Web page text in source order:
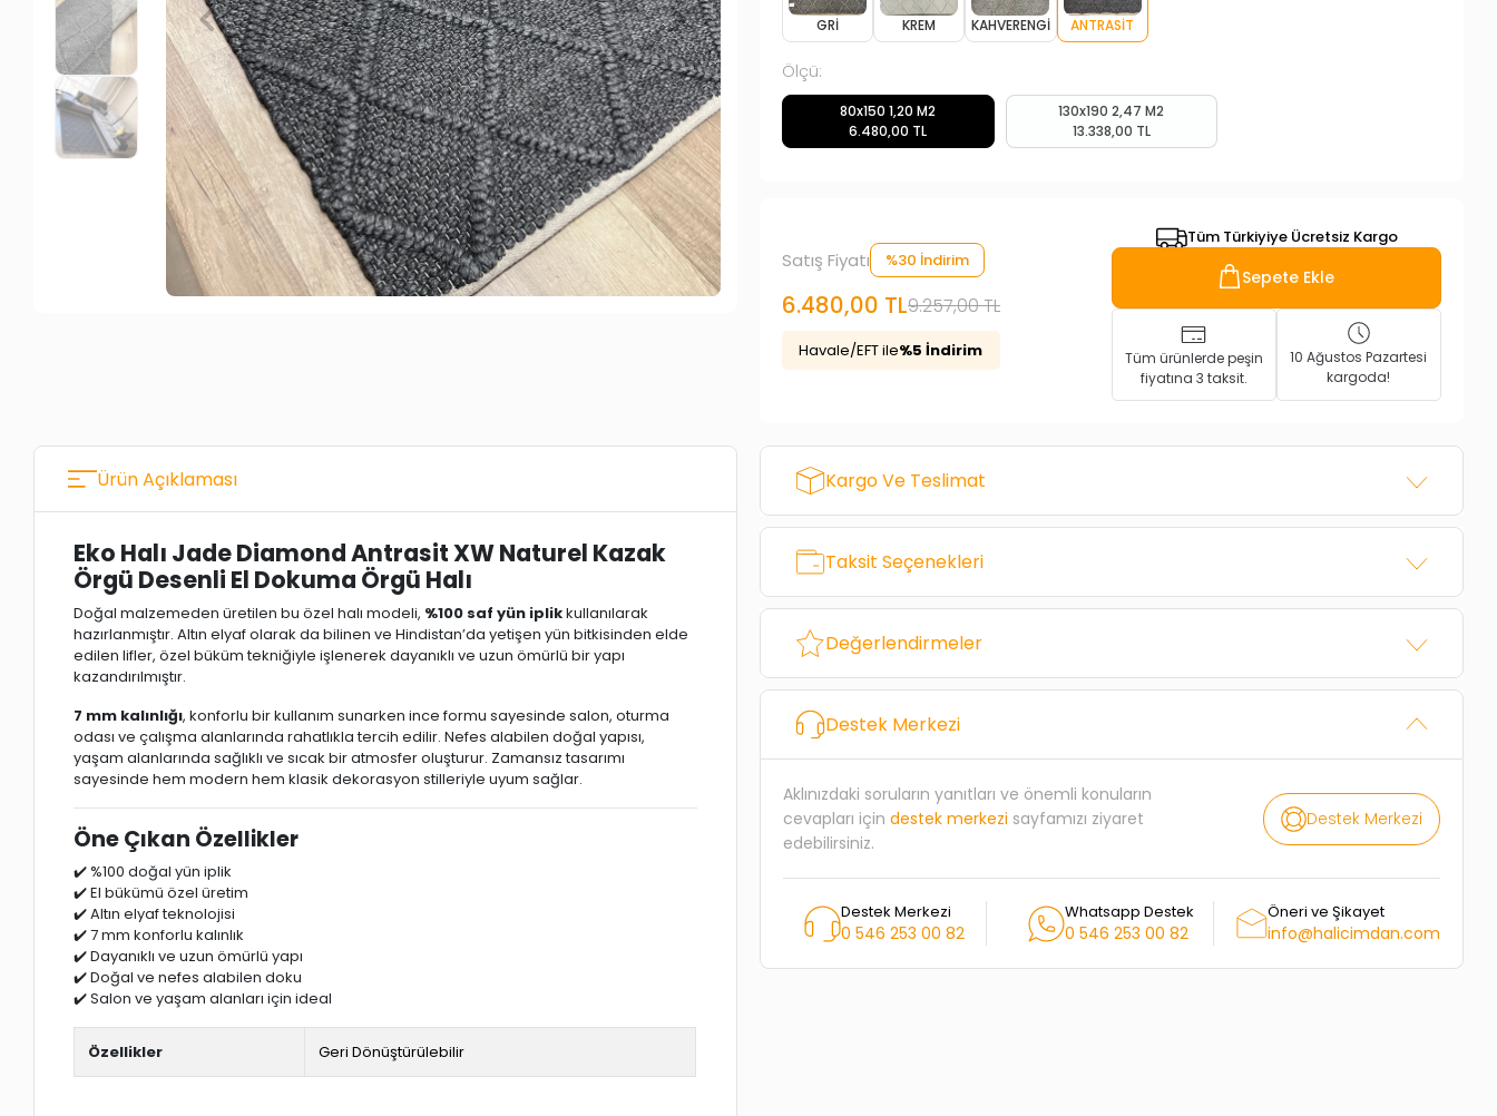
GRİ KREM KAHVERENGİ ANTRASİT
Ölçü:
80x150 1,20 M2
6.480,00 TL
130x190 2,47 M2
13.338,00 TL
Satış Fiyatı %30 İndirim
6.480,00 TL9.257,00 TL
Havale/EFT ile%5 İndirim
Tüm Türkiyiye Ücretsiz Kargo
Sepete Ekle
Tüm ürünlerde peşin
fiyatına 3 taksit.
10 Ağustos Pazartesi
kargoda!
Ürün Açıklaması
Eko Halı Jade Diamond Antrasit XW Naturel Kazak
Örgü Desenli El Dokuma Örgü Halı
Doğal malzemeden üretilen bu özel halı modeli, %100 saf yün iplikkullanılarak
hazırlanmıştır. Altın elyaf olarak da bilinen ve Hindistan’da yetişen yün bitkisinden elde
edilen lifler, özel büküm tekniğiyle işlenerek dayanıklı ve uzun ömürlü bir yapı
kazandırılmıştır.
7 mm kalınlığı, konforlu bir kullanım sunarken ince formu sayesinde salon, oturma
odası ve çalışma alanlarında rahatlıkla tercih edilir. Nefes alabilen doğal yapısı,
yaşam alanlarında sağlıklı ve sıcak bir atmosfer oluşturur. Zamansız tasarımı
sayesinde hem modern hem klasik dekorasyon stilleriyle uyum sağlar.
Öne Çıkan Özellikler
✔️ %100 doğal yün iplik
✔️ El bükümü özel üretim
✔️ Altın elyaf teknolojisi
✔️ 7 mm konforlu kalınlık
✔️ Dayanıklı ve uzun ömürlü yapı
✔️ Doğal ve nefes alabilen doku
✔️ Salon ve yaşam alanları için ideal
Özellikler Geri Dönüştürülebilir
Kargo Ve Teslimat
Taksit Seçenekleri
Değerlendirmeler
Destek Merkezi
Aklınızdaki soruların yanıtları ve önemli konuların
cevapları için destek merkezi sayfamızı ziyaret
edebilirsiniz.
Destek Merkezi
Destek Merkezi
0 546 253 00 82
Whatsapp Destek
0 546 253 00 82
Öneri ve Şikayet
info@halicimdan.com